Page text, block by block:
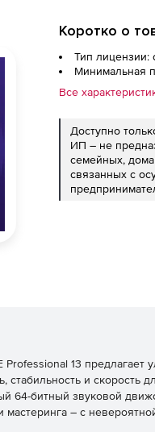
Коротко о
Тип лицензии:
Минимальная
Все
Доступно
ИП – не
семейных,
связанных с
13 предлагает
стабильность и скорость
64-битный звуковой
– с